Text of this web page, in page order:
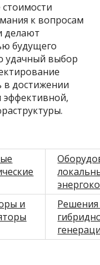
к вопросам
делают
будущего
удачный выбор
достижении
эффективной,
и
Решения